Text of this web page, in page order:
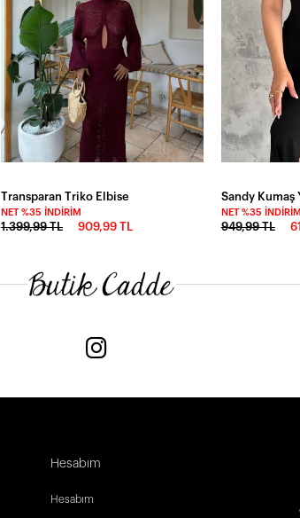
Transparan Triko Elbise
NET %35 İNDIRIM
1.399,99 TL 909,99 TL
Sandy Kumaş
NET %35 İNDIRIM
949,99 TL
Hesabım
Hesabım